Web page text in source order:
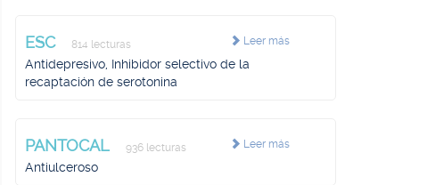
Leer más
ESC 814 lecturas
Antidepresivo, Inhibidor selectivo de la
recaptación de serotonina
Leer más
PANTOCAL 936 lecturas
Antiulceroso